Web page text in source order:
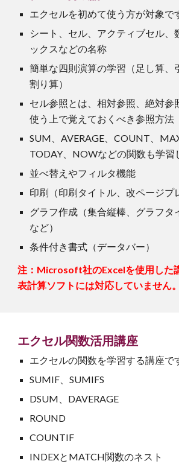
エクセルを初めて使う方が対象で
シート、セル、アクティブセル、
ックスなどの名称
簡単な四則演算の学習（足し算、
割り算）
セル参照とは、相対参照、絶対参
使う上で覚えておくべき参照方法
SUM、AVERAGE、COUNT、
TODAY、NOWなどの関数も学習
並べ替えやフィルタ機能
印刷（印刷タイトル、改ページプ
グラフ作成（集合縦棒、グラフタ
など）
条件付き書式（データバー）
注：Microsoft社のExcelを使用した
表計算ソフトには対応していません。
エクセル関数活用講座
エクセルの関数を学習する講座で
SUMIF、SUMIFS
DSUM、DAVERAGE
ROUND
COUNTIF
INDEXとMATCH関数のネスト